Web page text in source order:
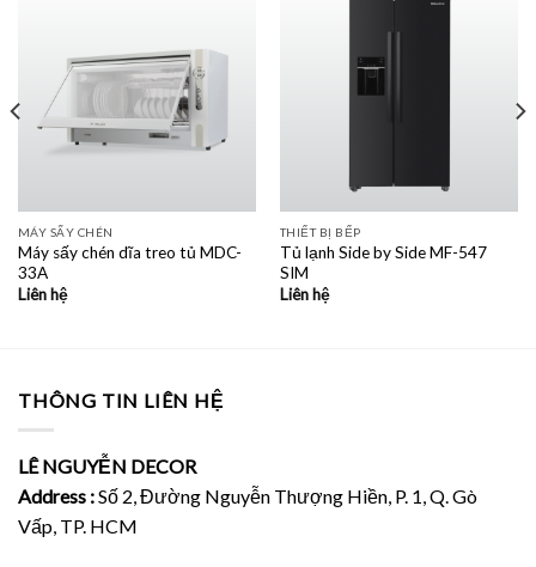
MÁY SẤY CHÉN
Máy sấy chén dĩa treo tủ MDC-
33A
Liên hệ
THIẾT BỊ BẾP
Tủ lạnh Side by Side MF-547
SIM
Liên hệ
THÔNG TIN LIÊN HỆ
LÊ NGUYỄN DECOR
Address :Số 2, Đường Nguyễn Thượng Hiền, P. 1, Q. Gò
Vấp, TP. HCM